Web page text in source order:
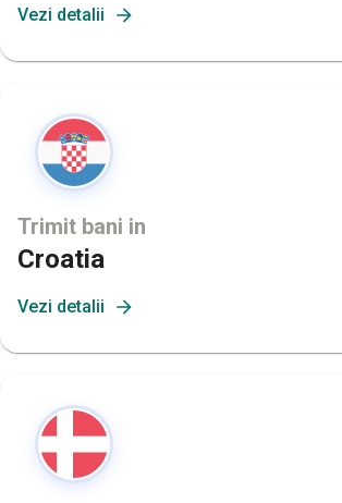
Vezi detalii
Trimit bani in
Croatia
Vezi detalii